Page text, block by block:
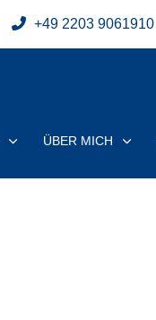
+49 2203 9061910
ÜBER MICH